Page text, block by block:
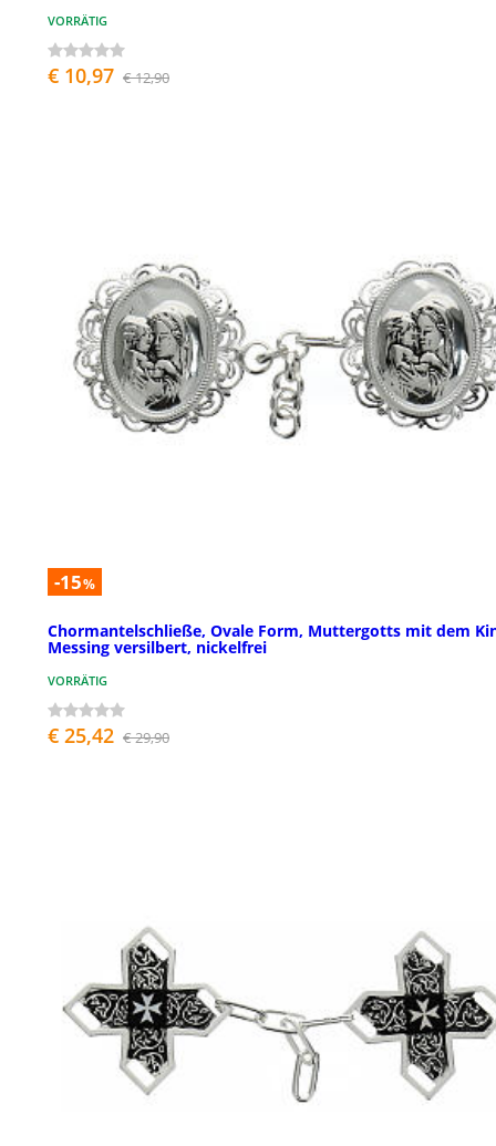
VORRÄTIG
€ 10,97 € 12,90
-15%
Chormantelschließe, Ovale Form, Muttergotts mit dem
Messing versilbert, nickelfrei
VORRÄTIG
€ 25,42 € 29,90